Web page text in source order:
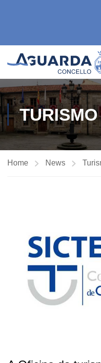
TURISMO
Home News